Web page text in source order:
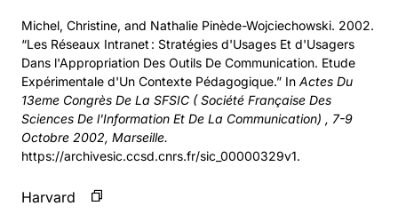
Michel, Christine, and Nathalie Pinède-Wojciechowski. 2002.
“Les Réseaux Intranet : Stratégies d'Usages Et d'Usagers
Dans l'Appropriation Des Outils De Communication. Etude
Expérimentale d'Un Contexte Pédagogique.” In Actes Du
13eme Congrès De La SFSIC ( Société Française Des
Sciences De l'Information Et De La Communication) , 7-9
Octobre 2002, Marseille.
https://archivesic.ccsd.cnrs.fr/sic_00000329v1.
Harvard